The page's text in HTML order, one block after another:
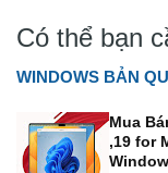
Có thể bạn
WINDOWS BẢN
Mua
,19 for